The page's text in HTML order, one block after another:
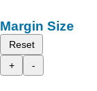
Margin Size
Reset
+
-